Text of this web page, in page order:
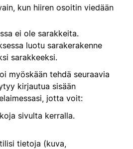
kun hiiren osoitin viedään
ei ole sarakkeita.
luotu sarakerakenne
sarakkeeksi.
myöskään tehdä seuraavia
kirjautua sisään
jotta voit:
sivulta kerralla.
tietoja (kuva,